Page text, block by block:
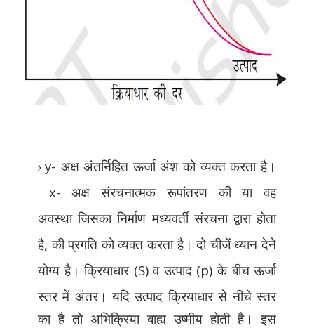
y- अक्ष अंतर्निहित ऊर्जा अंश को व्यक्त करताहै।
x-अक्ष संरचनात्मक रूपांतरण की या वह
अवस्थाजिसका निर्माण मध्यवर्ती संरचना द्वारा होता
है,कीप्रगति को व्यक्त करता है। दो चीजें ध्यान देने
योग्यहै। क्रियाधार (S)व उत्पाद (p)के बीच ऊर्जा
स्तरमें अंतर। यदि उत्पाद क्रियाधार से नीचे स्तर
का है तो अभिक्रिया बाह्य उष्मीय होती है। इस